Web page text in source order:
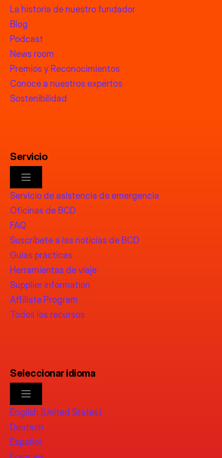
La historia de nuestro fundador
Blog
Podcast
News room
Premios y Reconocimientos
Conoce a nuestros expertos
Sostenibilidad
Servicio
Servicio de asistencia de emergencia
Oficinas de BCD
FAQ
Suscríbete a las noticias de BCD
Guías prácticas
Herramientas de viaje
Supplier information
Affiliate Program
Todos los recursos
Seleccionar idioma
English (United States)
Deutsch
Español